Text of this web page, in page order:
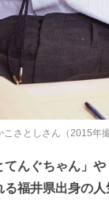
さとしさん（2015年撮
んぐちゃん」
福井県出身の